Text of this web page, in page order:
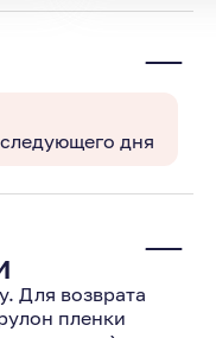
дня
Для возврата
пленки